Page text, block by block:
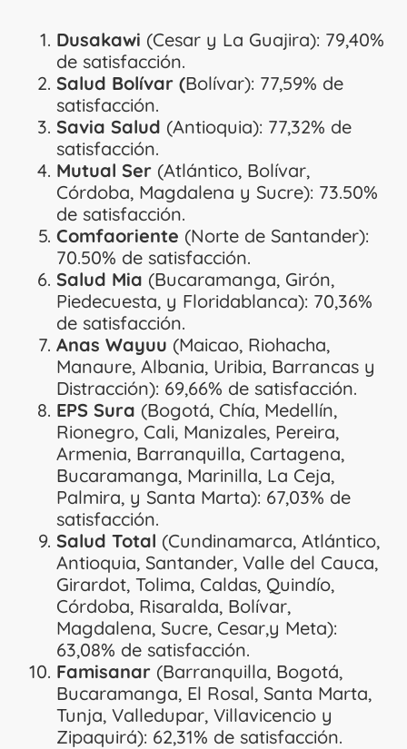
Dusakawi (Cesar y La Guajira): 79,40%
de satisfacción.
Salud Bolívar (Bolívar): 77,59% de
satisfacción.
Savia Salud (Antioquia): 77,32% de
satisfacción.
Mutual Ser (Atlántico, Bolívar,
Córdoba, Magdalena y Sucre): 73.50%
de satisfacción.
Comfaoriente (Norte de Santander):
70.50% de satisfacción.
Salud Mia (Bucaramanga, Girón,
Piedecuesta, y Floridablanca): 70,36%
de satisfacción.
Anas Wayuu (Maicao, Riohacha,
Manaure, Albania, Uribia, Barrancas y
Distracción): 69,66% de satisfacción.
EPS Sura (Bogotá, Chía, Medellín,
Rionegro, Cali, Manizales, Pereira,
Armenia, Barranquilla, Cartagena,
Bucaramanga, Marinilla, La Ceja,
Palmira, y Santa Marta): 67,03% de
satisfacción.
Salud Total (Cundinamarca, Atlántico,
Antioquia, Santander, Valle del Cauca,
Girardot, Tolima, Caldas, Quindío,
Córdoba, Risaralda, Bolívar,
Magdalena, Sucre, Cesar,y Meta):
63,08% de satisfacción.
Famisanar (Barranquilla, Bogotá,
Bucaramanga, El Rosal, Santa Marta,
Tunja, Valledupar, Villavicencio y
Zipaquirá): 62,31% de satisfacción.